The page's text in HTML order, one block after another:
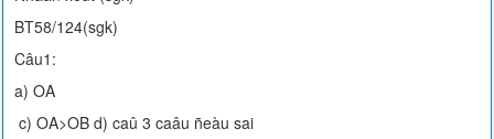
BT58/124(sgk)
Câu1:
a) OA
c) OA>OB d) caû 3 caâu ñeàu sai